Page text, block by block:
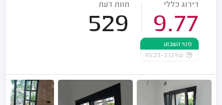
דירוג כללי
9.77
חוות דעת
529
פנוי השבוע
עודכן ב-05:23